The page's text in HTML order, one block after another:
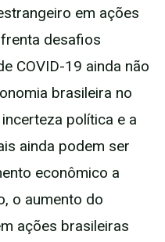
em ações
desafios
COVID-19 ainda não
brasileira no
política e a
ainda podem ser
econômico a
o aumento do
ações brasileiras